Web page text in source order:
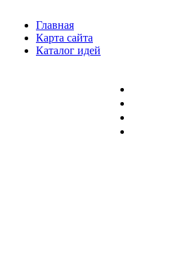
Главная
Карта сайта
Каталог идей